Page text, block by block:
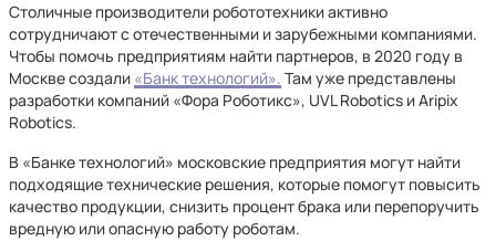
Столичные производители робототехники активно
сотрудничают с отечественными и зарубежными компаниями.
Чтобы помочь предприятиям найти партнеров, в 2020 году в
Москве создали «Банк технологий». Там уже представлены
разработки компаний «Фора Роботикс», UVL Robotics и Aripix
Robotics.
В «Банке технологий» московские предприятия могут найти
подходящие технические решения, которые помогут повысить
качество продукции, снизить процент брака или перепоручить
вредную или опасную работу роботам.